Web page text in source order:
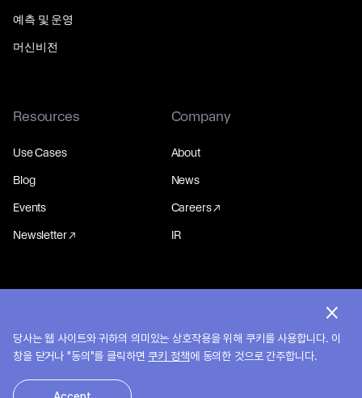
예측 및 운영
머신비전
Resources
Use Cases
Blog
Events
Newsletter
Company
About
News
Careers
IR
당사는 웹 사이트와 귀하의 의미있는 상호작용을 위해 쿠키를 사용합니다. 이
창을 닫거나 "동의"를 클릭하면 쿠키 정책에 동의한 것으로 간주합니다.